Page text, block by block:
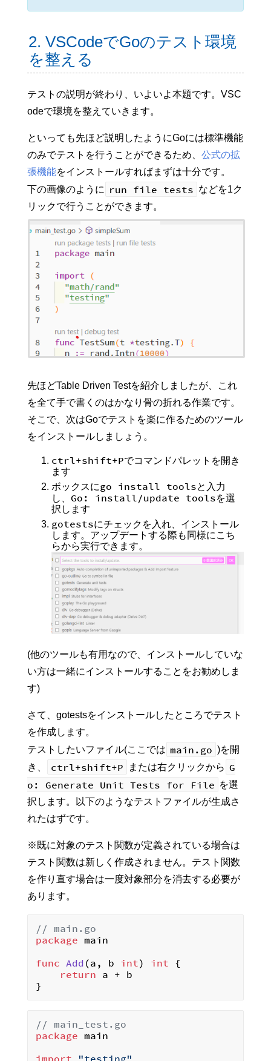
2. VSCodeでGoのテスト環境
を整える
テストの説明が終わり、いよいよ本題です。VSC
odeで環境を整えていきます。
といっても先ほど説明したようにGoには標準機能
のみでテストを行うことができるため、 公式の拡
張機能をインストールすればまずは十分です。
下の画像のように run file tests などを1ク
リックで行うことができます。
先ほどTable Driven Testを紹介しましたが、これ
を全て手で書くのはかなり骨の折れる作業です。
そこで、次はGoでテストを楽に作るためのツール
をインストールしましょう。
ctrl+shift+Pでコマンドパレットを開き
ます
ボックスにgo install toolsと入力
し、 Go: install/update toolsを選
択します
gotestsにチェックを入れ、インストール
します。アップデートする際も同様にこち
らから実行できます。
(他のツールも有用なので、インストールしていな
い方は一緒にインストールすることをお勧めしま
す)
さて、gotestsをインストールしたところでテスト
を作成します。
テストしたいファイル(ここでは main.go )を開
き、
ctrl+shift+P または右クリックから G
o: Generate Unit Tests for File を選
択します。以下のようなテストファイルが生成さ
れたはずです。
※既に対象のテスト関数が定義されている場合は
テスト関数は新しく作成されません。テスト関数
を作り直す場合は一度対象部分を消去する必要が
あります。
// main.go
package main
func Add (a, b int) int {
return a + b
// main_test.go
package main
import "testing"